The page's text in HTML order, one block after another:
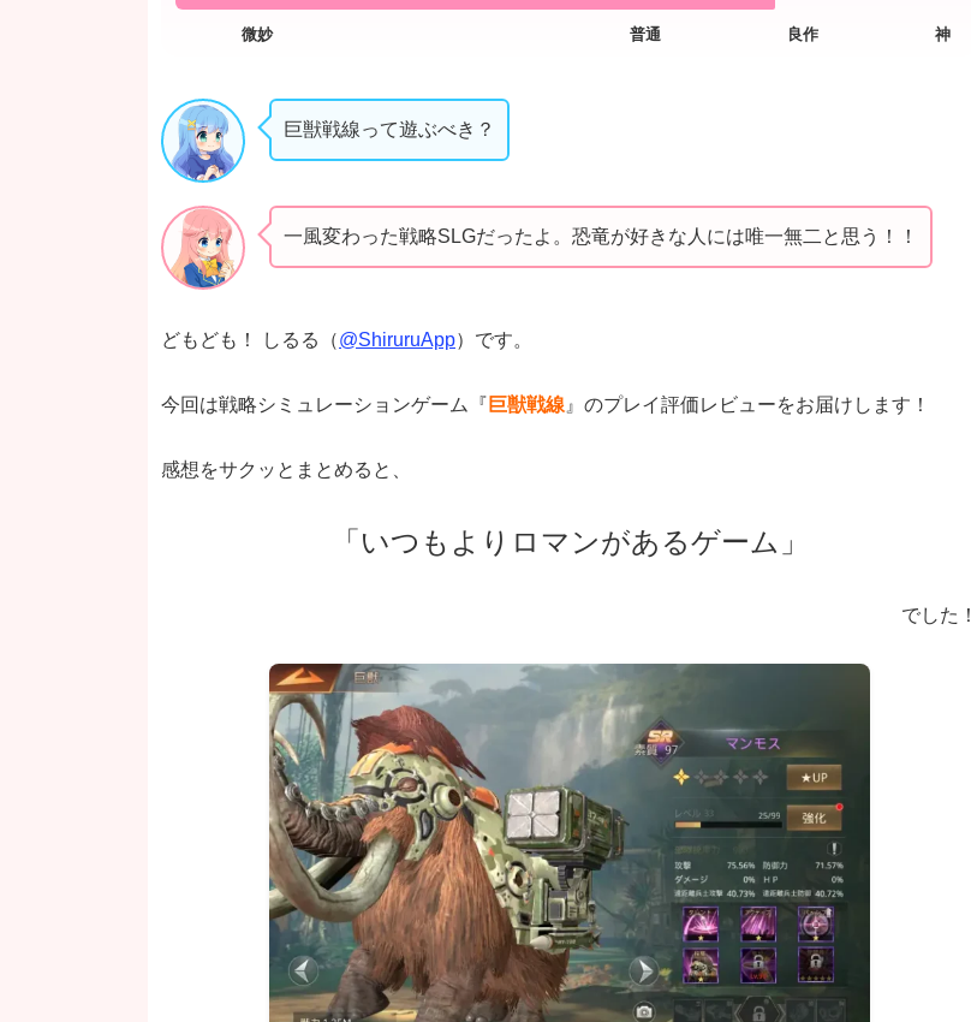
巨獣戦線って遊ぶべき？
一風変わった戦略SLGだったよ。恐竜が好きな人には唯一無二と思う！！
どもども！ しるる（@ShiruruApp）です。
今回は戦略シミュレーションゲーム『 巨獣戦線 』のプレイ評価レビューをお届けします！
感想をサクッとまとめると、
「いつもよりロマンがあるゲーム」
でした！